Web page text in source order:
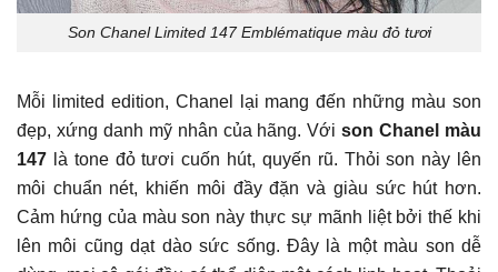
Son Chanel Limited 147 Emblématique màu đỏ tươi
Mỗi limited edition, Chanel lại mang đến những màu son
đẹp, xứng danh mỹ nhân của hãng. Vớison Chanel màu
147 là tone đỏ tươi cuốn hút, quyến rũ. Thỏi son này lên
môi chuẩn nét, khiến môi đầy đặn và giàu sức hút hơn.
Cảm hứng của màu son này thực sự mãnh liệt bởi thế khi
lên môi cũng dạt dào sức sống. Đây là một màu son dễ